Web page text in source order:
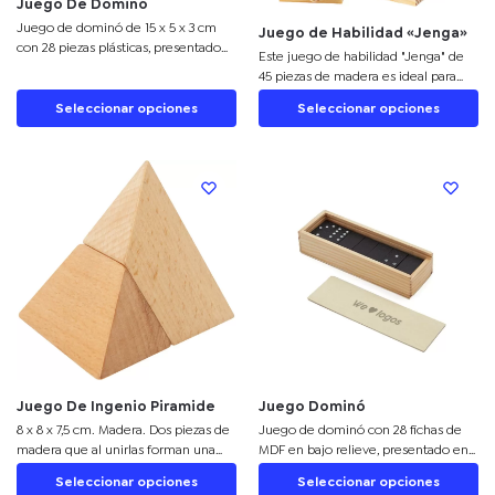
Juego De Dominó
Juego de dominó de 15 x 5 x 3 cm
con 28 piezas plásticas, presentado
transparente. Incluyemanual de
instruccionesy caja de regalo.
para personalizar con tu logoy usar
empresariales o merchandising.
Seleccionar opciones
Juego de Habilidad «Jenga»
Este juego de habilidad "Jenga" de
45 piezas de madera es ideal para
regalos empresariales y campañas
promocionales.Personaliza cada
para tu
Seleccionar opciones
Juego De Ingenio Piramide
8 x 8 x 7,5 cm. Madera. Dos piezas de
madera que al unirlas forman una
pirámide. Presentación en caja de
regalo.Seleccionar opciones
Juego Dominó
Juego de dominó con 28 fichas de
MDF en bajo relieve, presentado en
una caja de madera compacta.
Personalízalo como un artículo
Seleccionar opciones